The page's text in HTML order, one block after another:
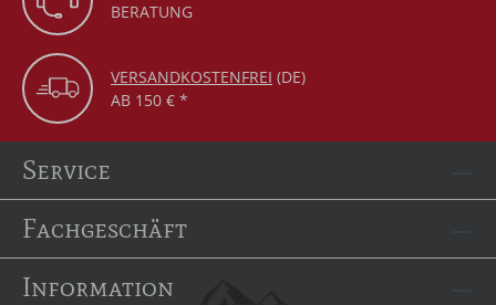
BERATUNG
VERSANDKOSTENFREI (DE)
AB 150 € *
Service
Fachgeschäft
Information